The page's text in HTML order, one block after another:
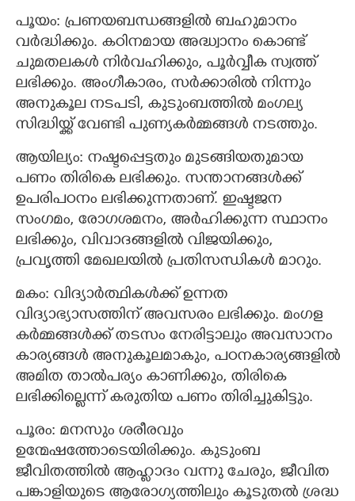
പൂയം: പ്രണയബന്ധങ്ങളിൽ ബഹുമാനം
വർദ്ധിക്കും. കഠിനമായ അദ്ധ്വാനം കൊണ്ട്
ചുമതലകള്‍ നിര്‍വഹിക്കും, പൂര്‍വ്വീക സ്വത്ത്
ലഭിക്കും. അംഗീകാരം, സര്‍ക്കാരില്‍ നിന്നും
അനുകൂല നടപടി, കുടുംബത്തില്‍ മംഗല്യ
സിദ്ധിയ്ക്ക് വേണ്ടി പുണ്യകര്‍മ്മങ്ങള്‍ നടത്തും.
ആയില്യം: നഷ്ടപ്പെട്ടതും മുടങ്ങിയതുമായ
പണം തിരികെ ലഭിക്കും. സന്താനങ്ങള്‍ക്ക്
ഉപരിപഠനം ലഭിക്കുന്നതാണ്. ഇഷ്ടജന
സംഗമം, രോഗശമനം, അര്‍ഹിക്കുന്ന സ്ഥാനം
ലഭിക്കും, വിവാദങ്ങളില്‍ വിജയിക്കും,
പ്രവൃത്തി മേഖലയില്‍ പ്രതിസന്ധികള്‍ മാറും.
മകം: വിദ്യാർത്ഥികൾക്ക് ഉന്നത
വിദ്യാഭ്യാസത്തിന് അവസരം ലഭിക്കും. മംഗള
കര്‍മ്മങ്ങള്‍ക്ക് തടസം നേരിട്ടാലും അവസാനം
കാര്യങ്ങള്‍ അനുകൂലമാകും, പഠനകാര്യങ്ങളില്‍
അമിത താല്‍പര്യം കാണിക്കും, തിരികെ
ലഭിക്കില്ലെന്ന് കരുതിയ പണം തിരിച്ചുകിട്ടും.
പൂരം: മനസും ശരീരവും
ഉന്മേഷത്തോടെയിരിക്കും. കുടുംബ
ജീവിതത്തില്‍ ആഹ്ളാദം വന്നു ചേരും, ജീവിത
പങ്കാളിയുടെ ആരോഗ്യത്തിലും കൂടുതൽ ശ്രദ്ധ